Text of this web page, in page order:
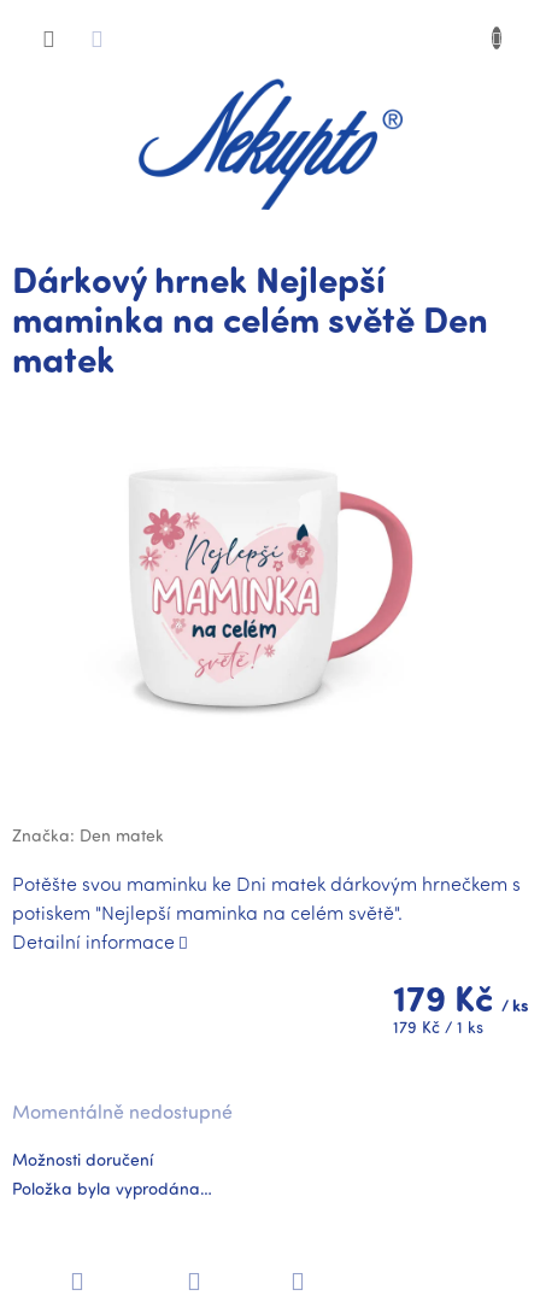
Dárkový hrnek Nejlepší
maminka na celém světě Den
matek
Značka: Den matek
179 Kč / ks
Měrná
179 Kč / 1 ks
Momentálně nedostupné
Možnosti doručení
Položka byla vyprodána…
Potěšte svou maminku ke Dni matek dárkovým hrnečkem s
potiskem "Nejlepší maminka na celém světě".
Detailní informace